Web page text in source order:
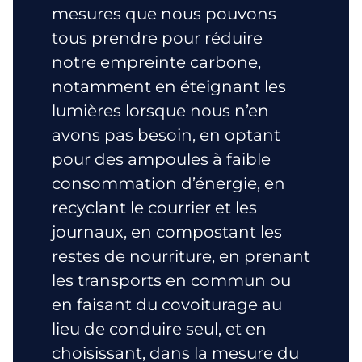
mesures que nous pouvons
tous prendre pour réduire
notre empreinte carbone,
notamment en éteignant les
lumières lorsque nous n’en
avons pas besoin, en optant
pour des ampoules à faible
consommation d’énergie, en
recyclant le courrier et les
journaux, en compostant les
restes de nourriture, en prenant
les transports en commun ou
en faisant du covoiturage au
lieu de conduire seul, et en
choisissant, dans la mesure du